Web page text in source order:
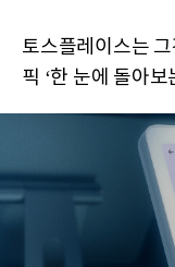
토스플레이스는
픽 ‘한 눈에 돌아